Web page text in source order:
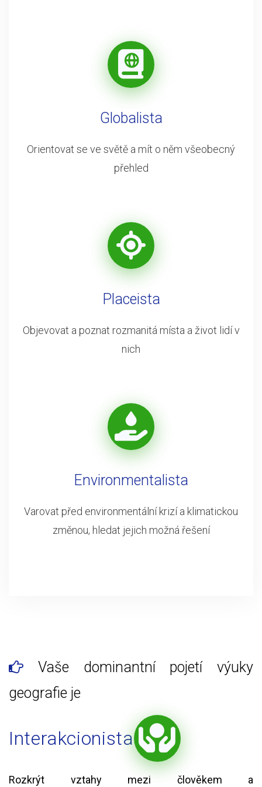
Globalista
Orientovat se ve světě a mít o něm všeobecný
přehled
Placeista
Objevovat a poznat rozmanitá místa a život lidí v
nich
Environmentalista
Varovat před environmentální krizí a klimatickou
změnou, hledat jejich možná řešení
Vaše dominantní pojetí výuky
geografie je
Interakcionista
Rozkrýt vztahy mezi člověkem a